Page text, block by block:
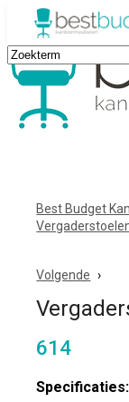
Best Budget
Volgende
614
Specificaties: